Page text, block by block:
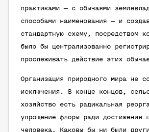
практиками — с обычаями
способами наименования — и
стандартную схему, посредством
было бы централизованно
прослеживать действие этих
Организация природного мира не
исключения. В конце концов,
хозяйство есть радикальная
упрощение флоры ради достижения
человека. Каковы бы ни были